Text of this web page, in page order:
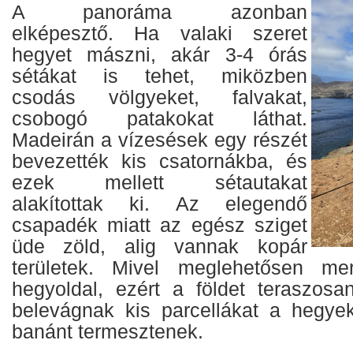
A panoráma azonban
elképesztő. Ha valaki szeret
hegyet mászni, akár 3-4 órás
sétákat is tehet, miközben
csodás völgyeket, falvakat,
csobogó patakokat láthat.
Madeirán a vízesések egy részét
bevezették kis csatornákba, és
ezek mellett sétautakat
alakítottak ki. Az elegendő
csapadék miatt az egész sziget
üde zöld, alig vannak kopár
területek. Mivel meglehetősen
hegyoldal, ezért a földet
belevágnak kis parcellákat a
banánt termesztenek.